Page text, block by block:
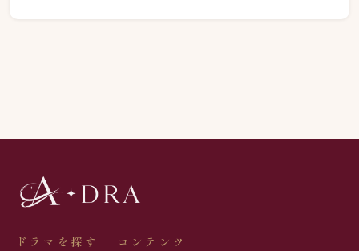
ドラマを探す コンテンツ